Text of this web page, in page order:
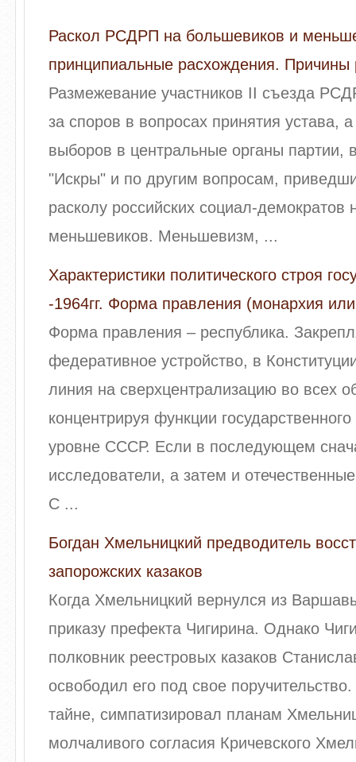
Раскол РСДРП на большевиков и
принципиальные расхождения. Причины
Размежевание участников II съезда
за споров в вопросах принятия устава,
выборов в центральные органы партии,
"Искры" и по другим вопросам,
расколу российских социал-демократов
меньшевиков. Меньшевизм, ...
Характеристики политического строя
-1964гг. Форма правления (монархия
Форма правления – республика.
федеративное устройство, в
линия на сверхцентрализацию во всех
концентрируя функции
уровне СССР. Если в последующем
исследователи, а затем и
С ...
Богдан Хмельницкий предводитель
запорожских казаков
Когда Хмельницкий вернулся из
приказу префекта Чигирина. Однако
полковник реестровых казаков
освободил его под свое
тайне, симпатизировал планам
молчаливого согласия Кричевского